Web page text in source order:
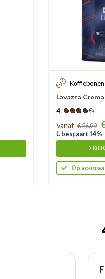
Lavazza
4
Prijs
Vanaf: € 26,99
U bespaart 14 %
Op